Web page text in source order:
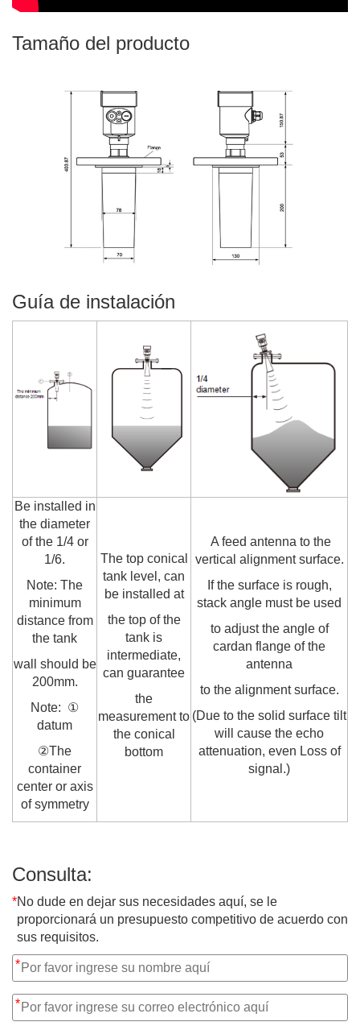
Tamaño del producto
Guía de instalación
Be installed in
the diameter
of the 1/4 or
1/6.
Note: The
minimum
distance from
the tank
wall should be
200mm.
Note: ①
datum
②The
container
center or axis
of symmetry
The top conical
tank level, can
be installed at
the top of the
tank is
intermediate,
can guarantee
the
measurement to
the conical
bottom
A feed antenna to the
vertical alignment surface.
If the surface is rough,
stack angle must be used
to adjust the angle of
cardan flange of the
antenna
to the alignment surface.
(Due to the solid surface tilt
will cause the echo
attenuation, even Loss of
signal.)
Consulta:
*No dude en dejar sus necesidades aquí, se le
proporcionará un presupuesto competitivo de acuerdo con
sus requisitos.
*
*